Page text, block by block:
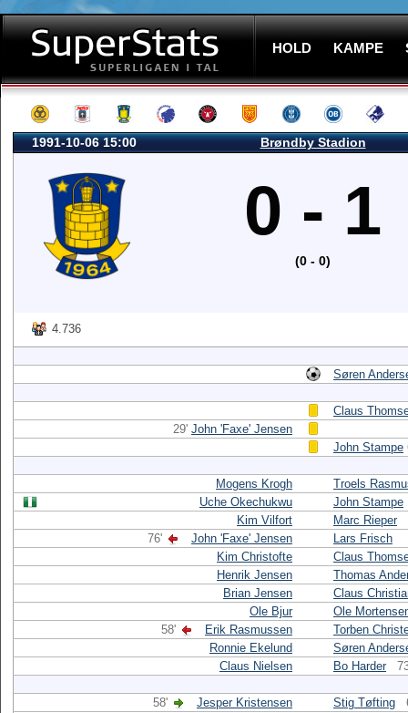
HOLD KAMPE
1991-10-06 15:00 Brøndby Stadion
0 - 1
(0 - 0)
4.736
Søren
Claus
29' John 'Faxe' Jensen
John Stampe
Mogens Krogh
Troels
Uche Okechukwu
John Stampe
Kim Vilfort
Marc Rieper
76'
John 'Faxe' Jensen
Lars Frisch
Kim Christofte
Claus
Henrik Jensen
Thomas
Brian Jensen
Claus
Ole Bjur
Ole
58'
Erik Rasmussen
Torben
Ronnie Ekelund
Søren
Claus Nielsen
Bo Harder
58' Jesper Kristensen Stig Tøfting